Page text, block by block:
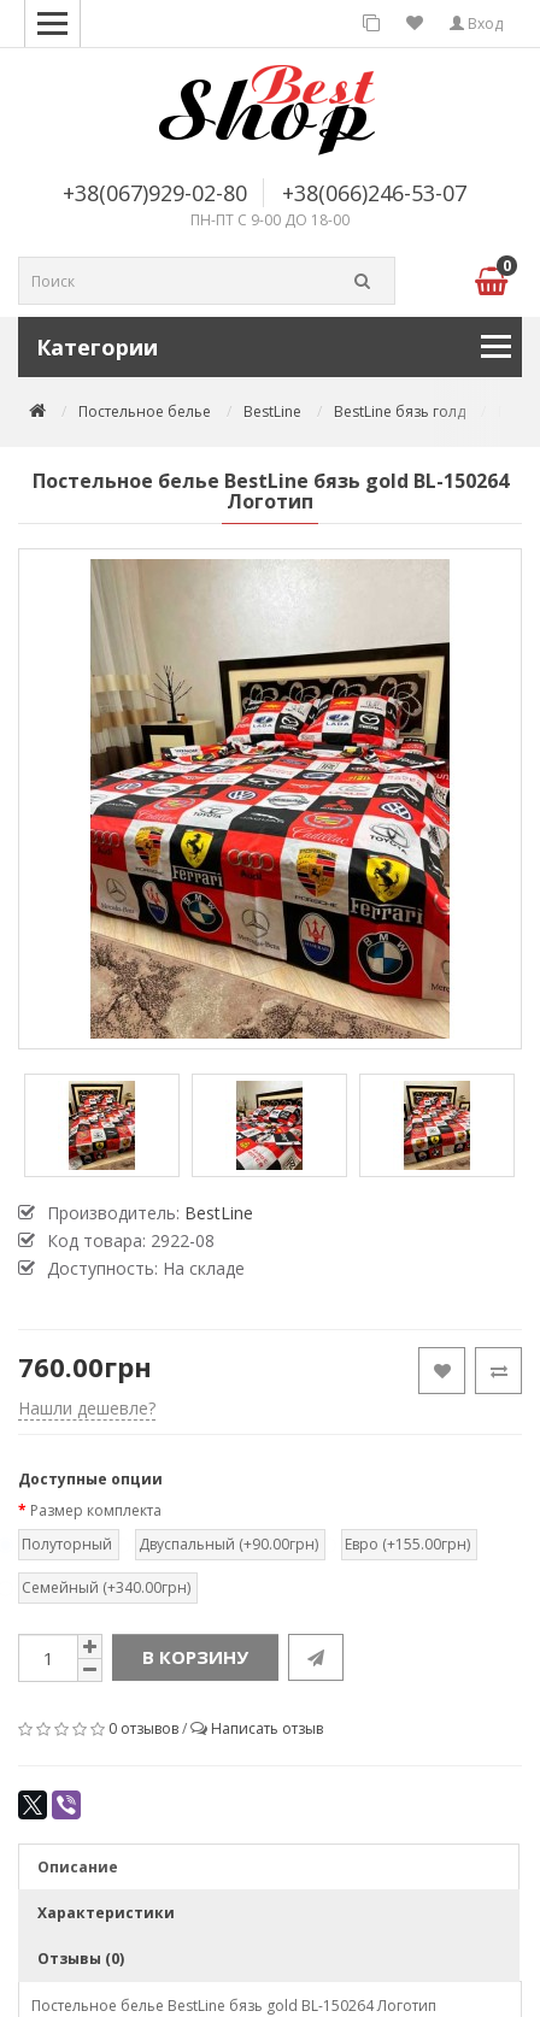
Вход
+38(067)929-02-80 +38(066)246-53-07
ПН-ПТ С 9-00 ДО 18-00
0
Категории
Постельное белье BestLine BestLine бязь голд
Постельное белье BestLine бязь gold BL-150264
Логотип
Производитель: BestLine
Код товара: 2922-08
Доступность: На складе
760.00грн
Нашли дешевле?
Доступные опции
Размер комплекта
Полуторный
Двуспальный (+90.00грн) Евро (+155.00грн)
Семейный (+340.00грн)
В КОРЗИНУ
0 отзывов/ Написать отзыв
Описание
Характеристики
Отзывы (0)
Постельное белье BestLine бязь gold BL-150264 Логотип